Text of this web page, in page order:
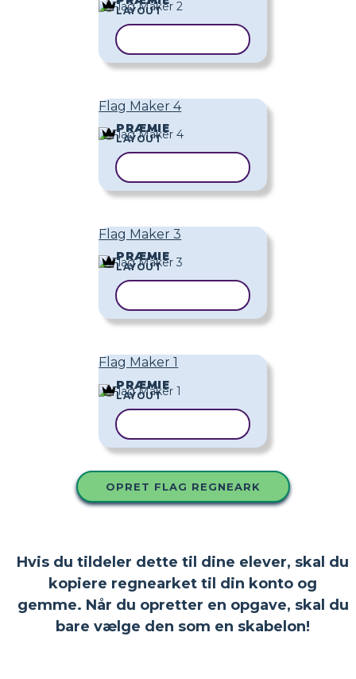
LAYOUT
Flag Maker 4
PRÆMIE
LAYOUT
Flag Maker 3
PRÆMIE
LAYOUT
Flag Maker 1
PRÆMIE
LAYOUT
OPRET FLAG REGNEARK
Hvis du tildeler dette til dine elever, skal du
kopiere regnearket til din konto og
gemme. Når du opretter en opgave, skal du
bare vælge den som en skabelon!